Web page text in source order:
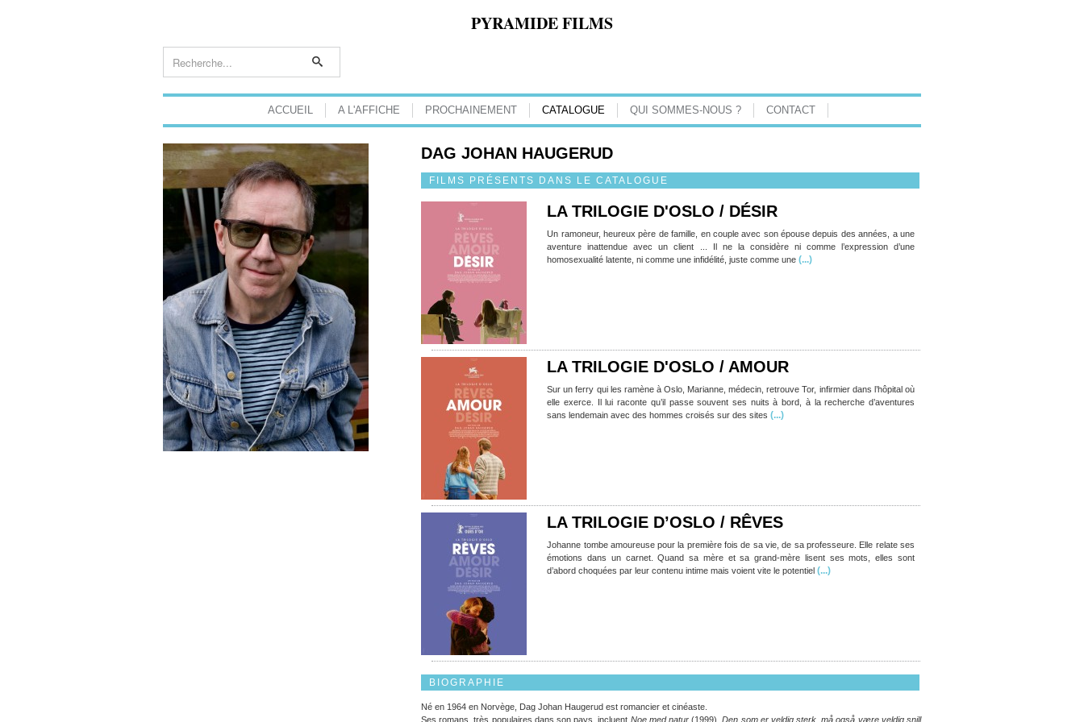
PYRAMIDE FILMS
ACCUEIL A L'AFFICHE PROCHAINEMENT CATALOGUE QUI SOMMES-NOUS ? CONTACT
DAG JOHAN HAUGERUD
FILMS PRÉSENTS DANS LE CATALOGUE
LA TRILOGIE D'OSLO / DÉSIR
Un ramoneur, heureux père de famille, en couple avec son épouse depuis des années, a une
aventure inattendue avec un client ... Il ne la considère ni comme l’expression d’une
homosexualité latente, ni comme une infidélité, juste comme une (...)
LA TRILOGIE D'OSLO / AMOUR
Sur un ferry qui les ramène à Oslo, Marianne, médecin, retrouve Tor, infirmier dans l’hôpital où
elle exerce. Il lui raconte qu’il passe souvent ses nuits à bord, à la recherche d’aventures
sans lendemain avec des hommes croisés sur des sites (...)
LA TRILOGIE D’OSLO / RÊVES
Johanne tombe amoureuse pour la première fois de sa vie, de sa professeure. Elle relate ses
émotions dans un carnet. Quand sa mère et sa grand-mère lisent ses mots, elles sont
d’abord choquées par leur contenu intime mais voient vite le potentiel (...)
BIOGRAPHIE
Né en 1964 en Norvège, Dag Johan Haugerud est romancier et cinéaste.
Ses romans, très populaires dans son pays, incluent Noe med natur(1999),Den som er veldig sterk, må også være veldig snill